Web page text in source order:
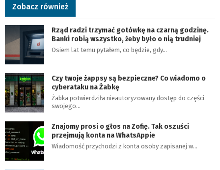
Zobacz również
Rząd radzi trzymać gotówkę na czarną godzinę.
Banki robią wszystko, żeby było o nią trudniej
Osiem lat temu pytałem, co będzie, gdy…
Czy twoje żappsy są bezpieczne? Co wiadomo o
cyberataku na Żabkę
Żabka potwierdziła nieautoryzowany dostęp do części
swojego…
Znajomy prosi o głos na Zofię. Tak oszuści
przejmują konta na WhatsAppie
Wiadomość przychodzi z konta osoby zapisanej w…